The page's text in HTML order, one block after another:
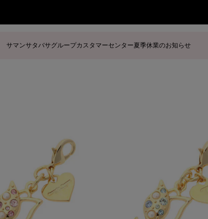
商品に関するお詫びとお知らせ